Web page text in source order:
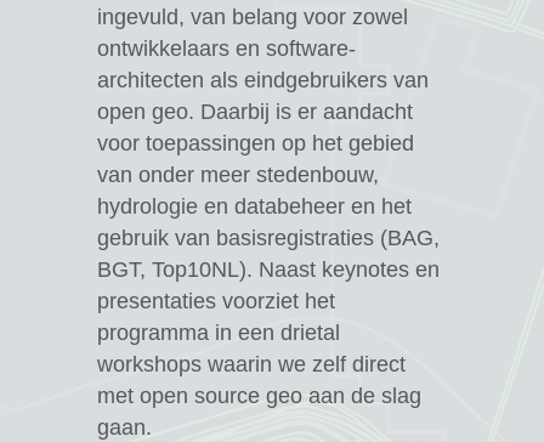
ingevuld, van belang voor zowel
ontwikkelaars en software-
architecten als eindgebruikers van
open geo. Daarbij is er aandacht
voor toepassingen op het gebied
van onder meer stedenbouw,
hydrologie en databeheer en het
gebruik van basisregistraties (BAG,
BGT, Top10NL). Naast keynotes en
presentaties voorziet het
programma in een drietal
workshops waarin we zelf direct
met open source geo aan de slag
gaan.